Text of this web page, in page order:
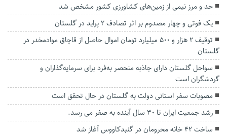
حد و مرز نیمی از زمین‌های کشاورزی کشور مشخص شد
یک فوتی و چهار مصدوم بر اثر تصادف ۲ پراید در گلستان
توقیف ۲ هزار و ۵۰۰ میلیارد تومان اموال حاصل از قاچاق موادمخدر در
گلستان
سواحل گلستان دارای جاذبه منحصر به‌فرد برای سرمایه‌گذاران و
گردشگران است
مصوبات سفر استانی دولت به گلستان در حال تحقق است
رشد جمعیت ایران تا ۳۰ سال آینده به صفر می رسد.
ساخت ۴۲ خانه محرومان در گنبدکاووس آغاز شد